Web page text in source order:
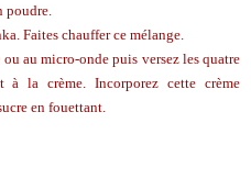
poudre.
Faites chauffer ce mélange.
au micro-onde puis versez les quatre
la crème. Incorporez cette crème
en fouettant.